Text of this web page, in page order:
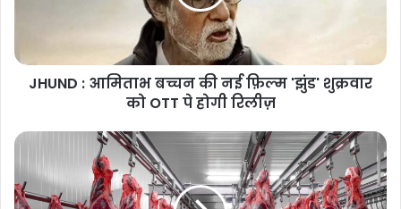
JHUND : आमिताभ बच्चन की नई फ़िल्म 'झुंड' शुक्रवार
को OTT पे होगी रिलीज़